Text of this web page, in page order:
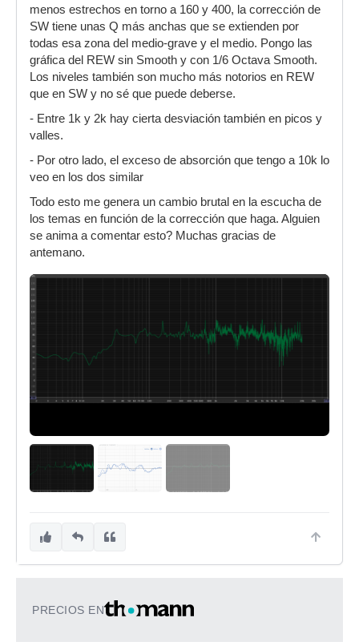
menos estrechos en torno a 160 y 400, la corrección de
SW tiene unas Q más anchas que se extienden por
todas esa zona del medio-grave y el medio. Pongo las
gráfica del REW sin Smooth y con 1/6 Octava Smooth.
Los niveles también son mucho más notorios en REW
que en SW y no sé que puede deberse.
- Entre 1k y 2k hay cierta desviación también en picos y
valles.
- Por otro lado, el exceso de absorción que tengo a 10k lo
veo en los dos similar
Todo esto me genera un cambio brutal en la escucha de
los temas en función de la corrección que haga. Alguien
se anima a comentar esto? Muchas gracias de
antemano.
PRECIOS EN